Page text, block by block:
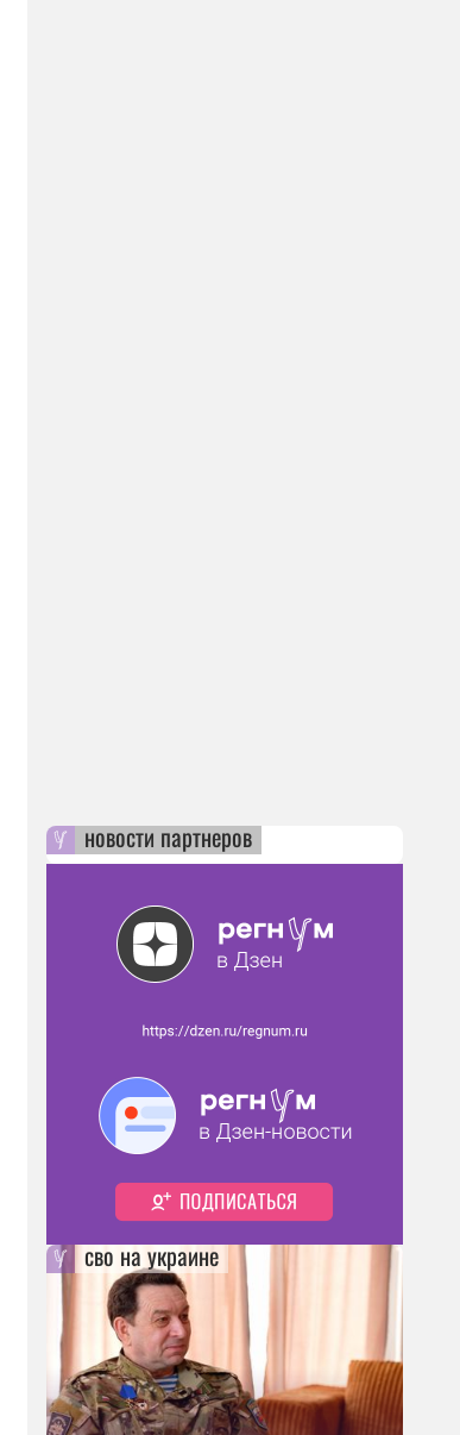
новости партнеров
сво на украине